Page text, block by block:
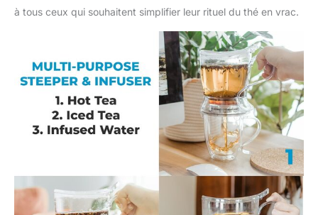
à tous ceux qui souhaitent simplifier leur rituel du thé en vrac.